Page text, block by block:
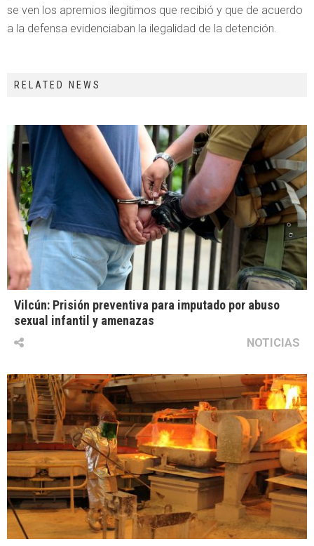
se ven los apremios ilegítimos que recibió y que de acuerdo
a la defensa evidenciaban la ilegalidad de la detención.
RELATED NEWS
Vilcún: Prisión preventiva para imputado por abuso
sexual infantil y amenazas
NOTICIAS